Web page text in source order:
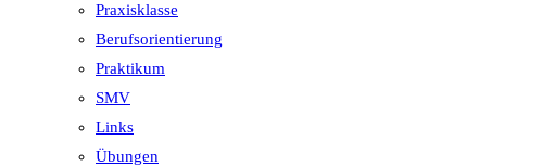
Praxisklasse
Berufsorientierung
Praktikum
SMV
Links
Übungen